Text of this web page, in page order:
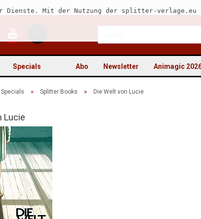
Dienste. Mit der Nutzung der splitter-
Specials Animagic
Newsletter
Abo
Specials » Splitter Books » Die Welt von Lucie
Lucie